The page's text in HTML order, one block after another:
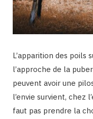
L’apparition des
l’approche de la
peuvent avoir une
l’envie survient, chez
faut pas prendre la